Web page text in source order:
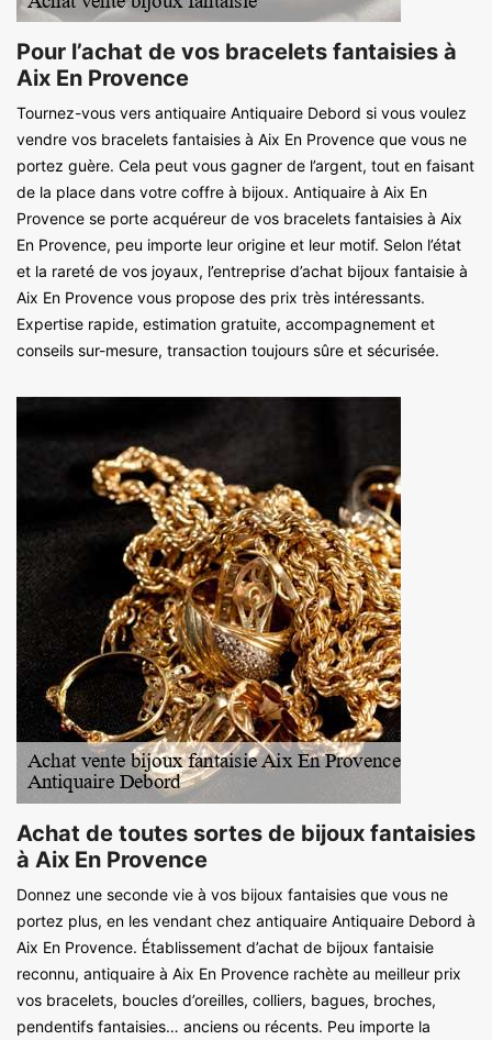
Pour l’achat de vos bracelets fantaisies à
Aix En Provence
Tournez-vous vers antiquaire Antiquaire Debord si vous voulez
vendre vos bracelets fantaisies à Aix En Provence que vous ne
portez guère. Cela peut vous gagner de l’argent, tout en faisant
de la place dans votre coffre à bijoux. Antiquaire à Aix En
Provence se porte acquéreur de vos bracelets fantaisies à Aix
En Provence, peu importe leur origine et leur motif. Selon l’état
et la rareté de vos joyaux, l’entreprise d’achat bijoux fantaisie à
Aix En Provence vous propose des prix très intéressants.
Expertise rapide, estimation gratuite, accompagnement et
conseils sur-mesure, transaction toujours sûre et sécurisée.
Achat de toutes sortes de bijoux fantaisies
à Aix En Provence
Donnez une seconde vie à vos bijoux fantaisies que vous ne
portez plus, en les vendant chez antiquaire Antiquaire Debord à
Aix En Provence. Établissement d’achat de bijoux fantaisie
reconnu, antiquaire à Aix En Provence rachète au meilleur prix
vos bracelets, boucles d’oreilles, colliers, bagues, broches,
pendentifs fantaisies… anciens ou récents. Peu importe la